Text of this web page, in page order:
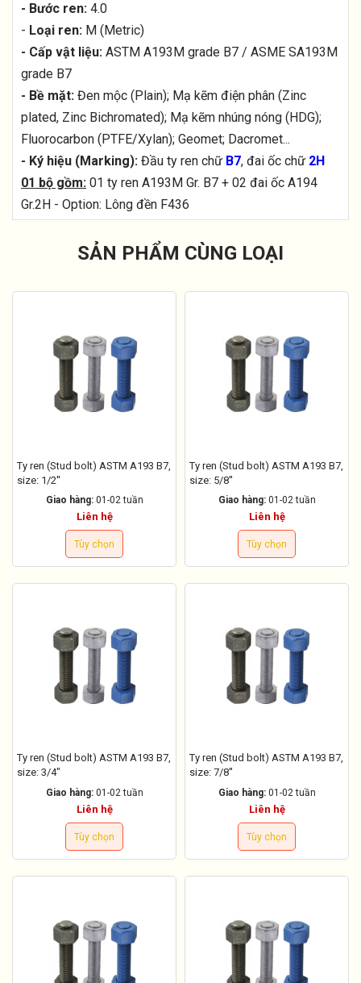
- Bước ren: 4.0
- Loại ren: M (Metric)
- Cấp vật liệu: ASTM A193M grade B7 / ASME SA193M
grade B7
- Bề mặt: Đen mộc (Plain); Mạ kẽm điện phân (Zinc
plated, Zinc Bichromated); Mạ kẽm nhúng nóng (HDG);
Fluorocarbon (PTFE/Xylan); Geomet; Dacromet...
- Ký hiệu (Marking): Đầu ty ren chữ B7, đai ốc chữ 2H
01 bộ gồm: 01 ty ren A193M Gr. B7 + 02 đai ốc A194
Gr.2H - Option: Lông đền F436
SẢN PHẨM CÙNG LOẠI
Ty ren (Stud bolt) ASTM A193 B7,
size: 1/2''
Giao hàng: 01-02 tuần
Liên hệ
Tùy chọn
Ty ren (Stud bolt) ASTM A193 B7,
size: 5/8''
Giao hàng: 01-02 tuần
Liên hệ
Tùy chọn
Ty ren (Stud bolt) ASTM A193 B7,
size: 3/4"
Giao hàng: 01-02 tuần
Liên hệ
Tùy chọn
Ty ren (Stud bolt) ASTM A193 B7,
size: 7/8''
Giao hàng: 01-02 tuần
Liên hệ
Tùy chọn